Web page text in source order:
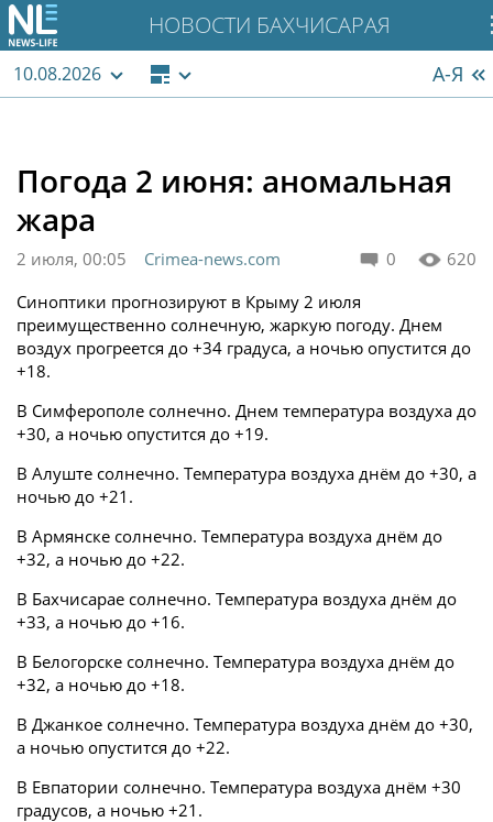
НОВОСТИ БАХЧИСАРАЯ
10.08.2026 А-Я
Погода 2 июня: аномальная
жара
0 620
2 июля, 00:05
Crimea-news.com
Синоптики прогнозируют в Крыму 2 июля
преимущественно солнечную, жаркую погоду. Днем
воздух прогреется до +34 градуса, а ночью опустится до
+18.
В Симферополе солнечно. Днем температура воздуха до
+30, а ночью опустится до +19.
В Алуште солнечно. Температура воздуха днём до +30, а
ночью до +21.
В Армянске солнечно. Температура воздуха днём до
+32, а ночью до +22.
В Бахчисарае солнечно. Температура воздуха днём до
+33, а ночью до +16.
В Белогорске солнечно. Температура воздуха днём до
+32, а ночью до +18.
В Джанкое солнечно. Температура воздуха днём до +30,
а ночью опустится до +22.
В Евпатории солнечно. Температура воздуха днём +30
градусов, а ночью +21.